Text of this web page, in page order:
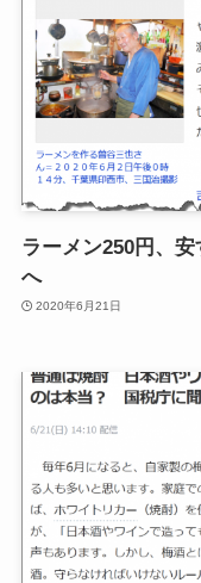
ラーメン250円、
へ
2020年6月21日